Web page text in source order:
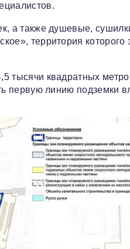
а также душевые,
территория которого
тысячи квадратных
первую линию подземки